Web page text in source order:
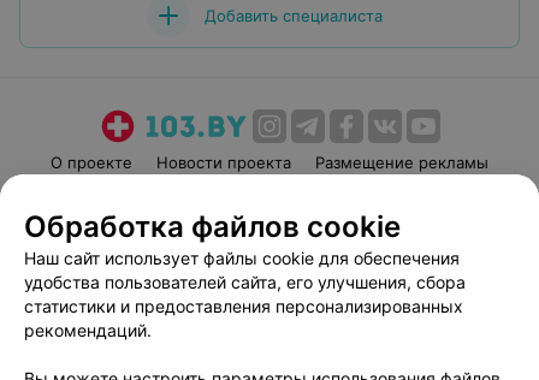
Добавить специалиста
О проекте Новости проекта
Размещение рекламы
Пользовательское соглашение
Способы оплаты
Вакансии
Партнеры
Написать руководителю 103.by
Обработка файлов cookie
Наш сайт использует файлы cookie для обеспечения
удобства пользователей сайта, его улучшения, сбора
статистики и предоставления персонализированных
рекомендаций.